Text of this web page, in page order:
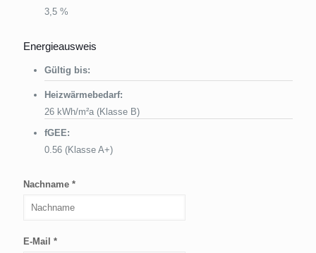
3,5 %
Energieausweis
Gültig bis:
Heizwärmebedarf:
26 kWh/m²a (Klasse B)
fGEE:
0.56 (Klasse A+)
Nachname *
E-Mail *